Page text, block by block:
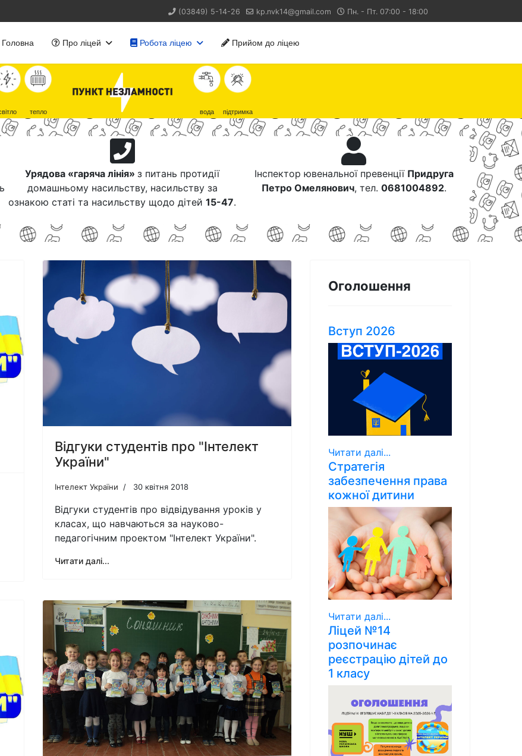
(03849) 5-14-26 kp.nvk14@gmail.com Пн. - Пт. 07:00 - 18:00
Головна Про ліцей Робота ліцею Прийом до ліцею
тепло вода підтримка
Урядова «гаряча лінія» з питань протидії
домашньому насильству, насильству за
ознакою статі та насильству щодо дітей 15-47.
Інспектор ювенальної превенції Придруга
Петро Омелянович, тел. 0681004892.
Відгуки студентів про "Інтелект
України"
Інтелект України 30 квітня 2018
Відгуки студентів про відвідування уроків у
класах, що навчаються за науково-
педагогічним проектом "Інтелект України".
Читати далі...
Оголошення
Вступ 2026
Читати далі...
Стратегія
забезпечення права
кожної дитини
Читати далі...
Ліцей №14
розпочинає
реєстрацію дітей до
1 класу